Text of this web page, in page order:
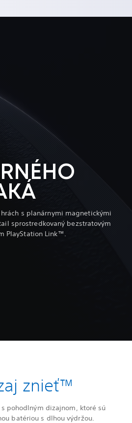
s planárnymi magnetickými
sprostredkovaný bezstratovým
PlayStation Link™.
znieť™
pohodlným dizajnom, ktoré sú
batériou s dlhou výdržou.